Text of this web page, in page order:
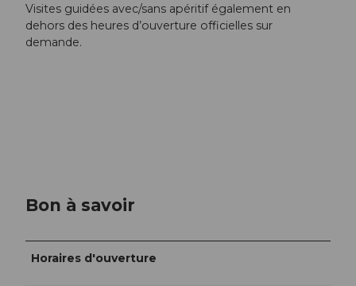
Visites guidées avec/sans apéritif également en
dehors des heures d’ouverture officielles sur
demande.
Bon à savoir
Horaires d'ouverture